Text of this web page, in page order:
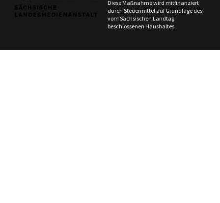
Diese Maßnahme wird mitfinanziert
durch Steuermittel auf Grundlage des
vom Sächsischen Landtag
beschlossenen Haushaltes.